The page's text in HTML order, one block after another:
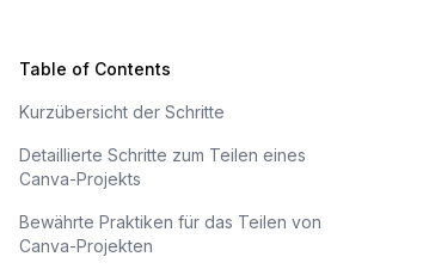
Table of Contents
Kurzübersicht der Schritte
Detaillierte Schritte zum Teilen eines
Canva-Projekts
Bewährte Praktiken für das Teilen von
Canva-Projekten